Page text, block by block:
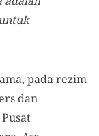
pada rezim
dan